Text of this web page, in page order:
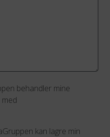
behandler mine
kan lagre min